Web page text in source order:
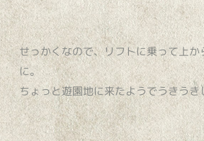
せっかくなので、リフトに乗って上か
に。
ちょっと遊園地に来たようでうきうき